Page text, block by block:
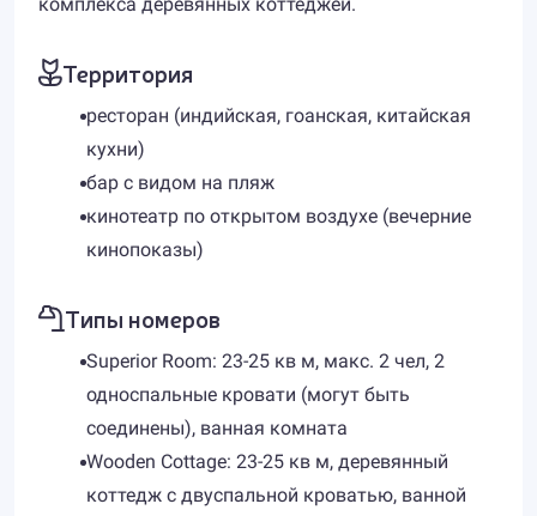
Территория
ресторан (индийская, гоанская, китайская
кухни)
бар с видом на пляж
кинотеатр по открытом воздухе (вечерние
кинопоказы)
Типы номеров
Superior Room: 23-25 кв м, макс. 2 чел, 2
односпальные кровати (могут быть
соединены), ванная комната
Wooden Cottage: 23-25 кв м, деревянный
коттедж с двуспальной кроватью, ванной